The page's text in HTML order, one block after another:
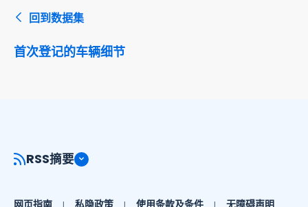
回到数据集
首次登记的车辆细节
RSS摘要
网页指南 私隐政策 使用条款及条件 无障碍声明